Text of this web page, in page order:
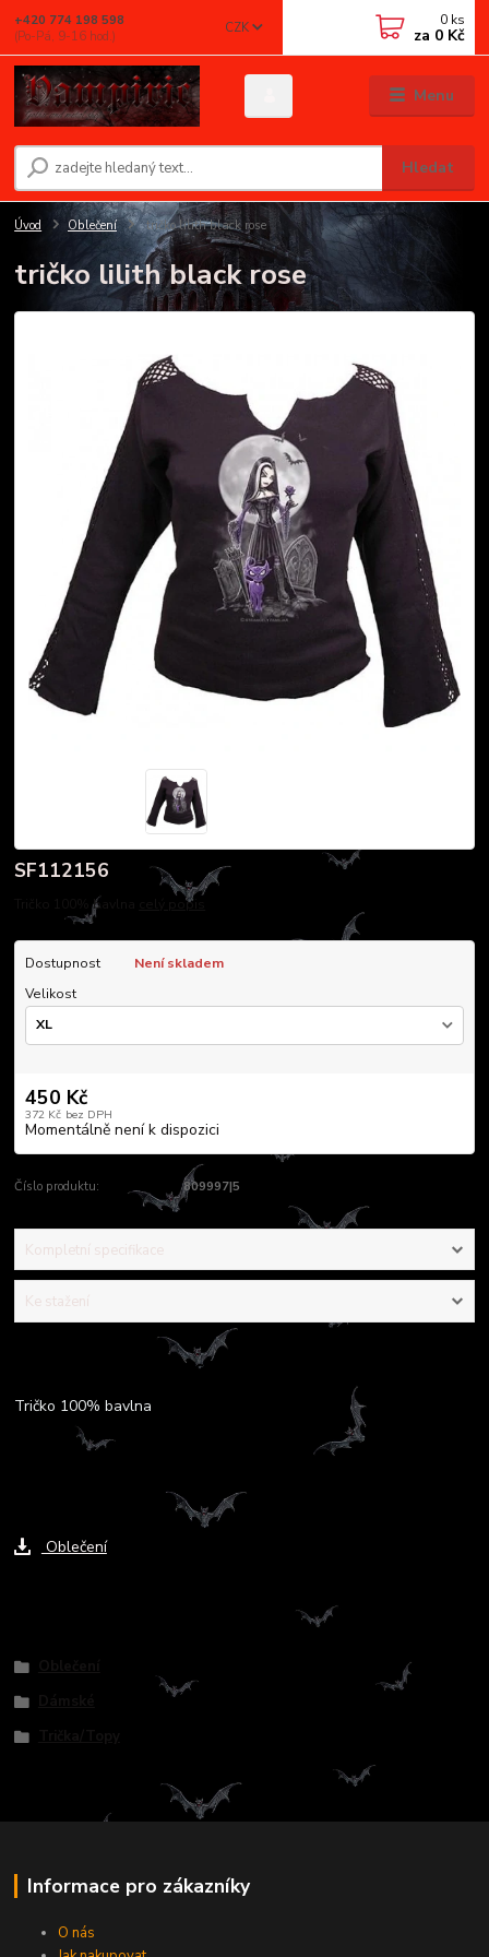
Menu
CZK
Hledat
+420 774 198 598
(Po-Pá, 9-16 hod.)
0 ks
za 0 Kč
Úvod Oblečení tričko lilith black rose
tričko lilith black rose
SF112156
Tričko 100% bavlna celý popis
Dostupnost
Není skladem
Velikost
450 Kč
372 Kč bez DPH
Momentálně není k dispozici
Číslo produktu: 809997|5
Kompletní specifikace
Ke stažení
Kompletní specifikace
Tričko 100% bavlna
Oblečení
Informace pro zákazníky
O nás